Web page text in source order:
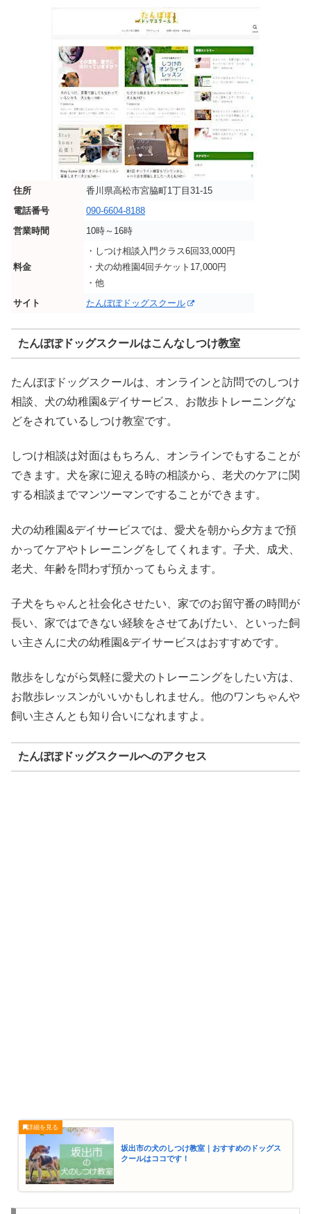
住所
香川県高松市宮脇町1丁目31-15
電話番号
090-6604-8188
営業時間
10時～16時
料金
・しつけ相談入門クラス6回33,000円
・犬の幼稚園4回チケット17,000円
・他
サイト
たんぽぽドッグスクール
たんぽぽドッグスクールはこんなしつけ教室
たんぽぽドッグスクールは、オンラインと訪問でのしつけ
相談、犬の幼稚園&デイサービス、お散歩トレーニングな
どをされているしつけ教室です。
しつけ相談は対面はもちろん、オンラインでもすることが
できます。犬を家に迎える時の相談から、老犬のケアに関
する相談までマンツーマンですることができます。
犬の幼稚園&デイサービスでは、愛犬を朝から夕方まで預
かってケアやトレーニングをしてくれます。子犬、成犬、
老犬、年齢を問わず預かってもらえます。
子犬をちゃんと社会化させたい、家でのお留守番の時間が
長い、家ではできない経験をさせてあげたい、といった飼
い主さんに犬の幼稚園&デイサービスはおすすめです。
散歩をしながら気軽に愛犬のトレーニングをしたい方は、
お散歩レッスンがいいかもしれません。他のワンちゃんや
飼い主さんとも知り合いになれますよ。
たんぽぽドッグスクールへのアクセス
坂出市の犬のしつけ教室｜おすすめのドッグス
クールはココです！